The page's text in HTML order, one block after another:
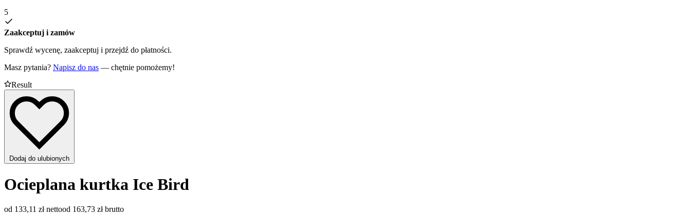
5
Zaakceptuj i zamów
Sprawdź wycenę, zaakceptuj i przejdź do płatności.
Masz pytania? Napisz do nas — chętnie pomożemy!
Result
Dodaj do ulubionych
Ocieplana kurtka Ice Bird
od 133,11 zł nettood 163,73 zł brutto